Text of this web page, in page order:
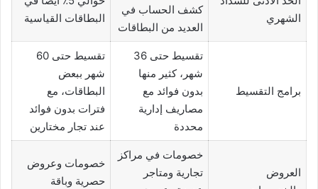
الشهري
كشف الحساب في
العديد من البطاقات
البطاقات القياسية
برامج التقسيط
تقسيط حتى 36
شهر، كثير منها
بدون فوائد مع
مصاريف إدارية
محددة
تقسيط حتى 60
شهر ببعض
البطاقات، مع
فترات بدون فوائد
عند تجار مختارين
العروض
خصومات في مراكز
تجارية ومتاجر
خصومات وعروض
حصرية وباقة